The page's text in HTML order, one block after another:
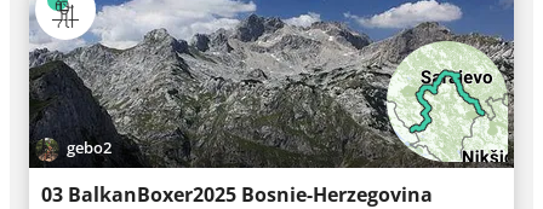
gebo2
03 BalkanBoxer2025 Bosnie-Herzegovina